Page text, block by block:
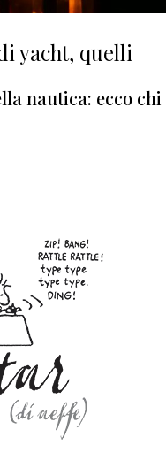
yacht, quelli
nautica: ecco chi